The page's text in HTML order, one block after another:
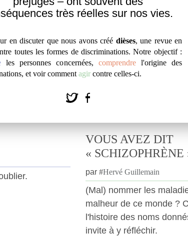
très réelles sur nos vies.
en discuter que nous avons créé dièses, une revue en
toutes les formes de discriminations. Notre objectif :
les personnes concernées, comprendrel'origine des
et voir comment agir contre celles-ci.
VOUS AVEZ DIT
« SCHIZOPHRÈNE
par #Hervé Guillemain
(Mal) nommer les
malheur de ce monde ?
l'histoire des noms
invite à y réfléchir.